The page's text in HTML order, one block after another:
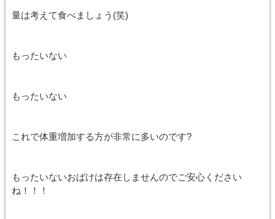
量は考えて食べましょう(笑)
もったいない
もったいない
これで体重増加する方が非常に多いのです?
もったいないおばけは存在しませんのでご安心ください
ね！！！